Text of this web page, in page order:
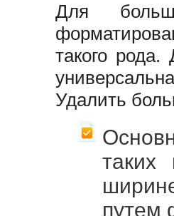
Для
такого
Удалить
таких
путем